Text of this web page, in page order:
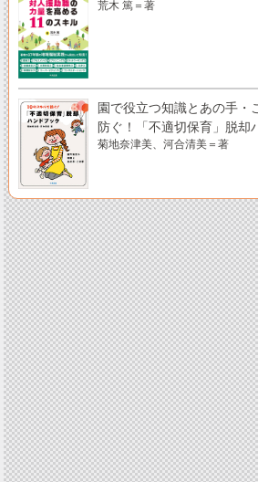
荒木 篤＝著
園で役立つ知識とあの手
防ぐ！「不適切保育」脱却
菊地奈津美、河合清美＝著